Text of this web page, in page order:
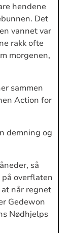
hendene
Det
vannet var
rakk ofte
morgenen,
sammen
Action for
demning og
så
på overflaten
når regnet
Gedewon
Nødhjelps